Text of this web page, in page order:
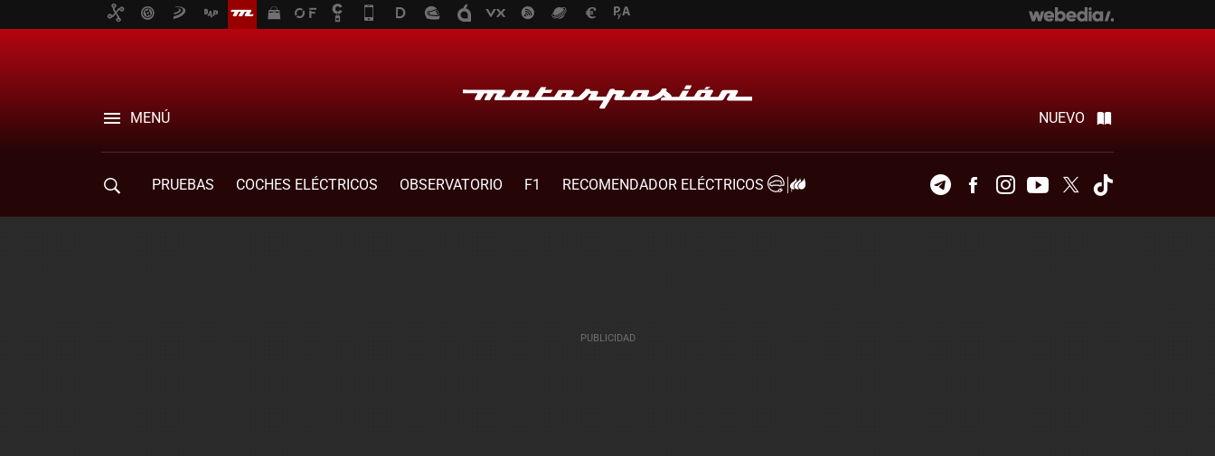
MENÚ NUEVO
PRUEBAS COCHES ELÉCTRICOS OBSERVATORIO F1
RECOMENDADOR ELÉCTRICOS
TelegramFacebookInstagramYoutubeTwitter